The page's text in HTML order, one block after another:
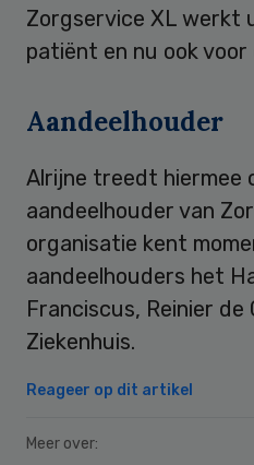
Zorgservice XL werkt
patiënt en nu ook voor
Aandeelhouder
Alrijne treedt hiermee
aandeelhouder van
organisatie kent
aandeelhouders het
Franciscus, Reinier
Ziekenhuis.
Reageer op dit artikel
Meer over: